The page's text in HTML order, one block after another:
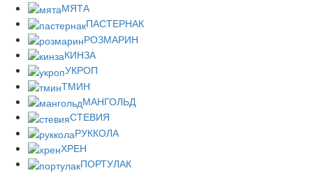
МЯТА
ПАСТЕРНАК
РОЗМАРИН
КИНЗА
УКРОП
ТМИН
МАНГОЛЬД
СТЕВИЯ
РУККОЛА
ХРЕН
ПОРТУЛАК